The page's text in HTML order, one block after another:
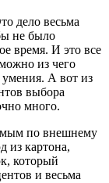
дело весьма
не было
время. И это все
из чего
умения. А вот из
выбора
много.
по внешнему
из картона,
который
и весьма